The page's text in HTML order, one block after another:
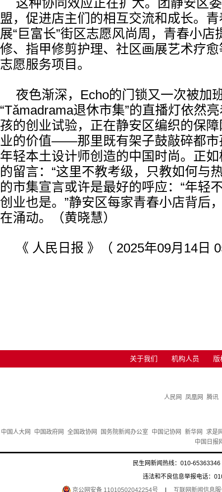
这种协同效应正在扩大。团静安区
盟，促进店主们的相互交流和成长。
展“巨富长”街区志愿风尚周，青春小店
修、指甲修剪护理、社区画展艺术疗
志愿服务项目。
夜色渐深，Echo的门锁又一次被加
“Tǎmadrama退休市集”的直播灯依然
孩的创业试验，正在静安区编织的保
业的价值——那里既有架子鼓敲碎都市
年轻本土设计师创造的中国时尚。正
的留言：“这里不教考级，只教如何与
的市集宣言或许是最好的呼应：“年轻
创业也是。”静安区每家青春小店背后
在涌动。（黄晓慧）
《 人民日报 》（ 2025年09月14日
关于我们 机构人员 版
人民网 凤凰网 腾讯
中国人大网 中国政府网 全国政协网 国务院新闻办公室 中国记协网 新华网
求是
中国日报
民生网新闻热线：010-
违法和不良信息举报电话：
京公网安备 11010502042254号
互联网新闻信息